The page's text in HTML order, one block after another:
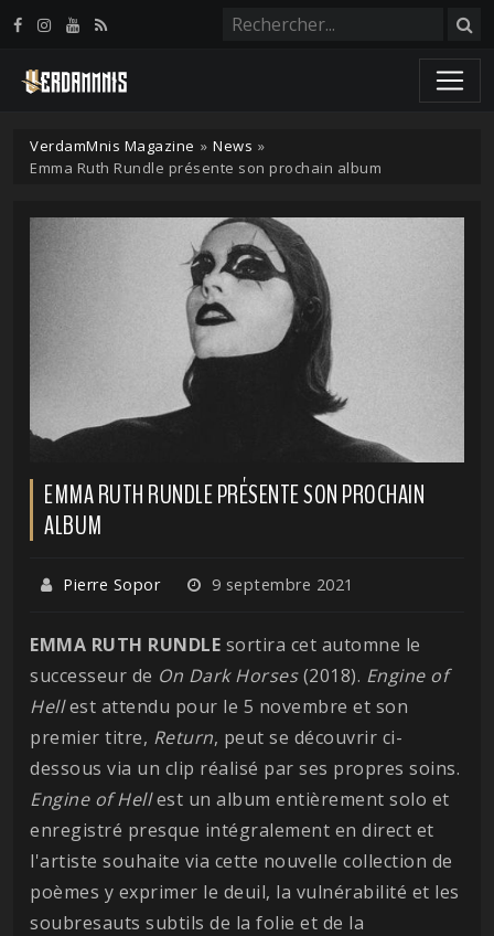
VerdamMnis Magazine » News »
Emma Ruth Rundle présente son prochain album
EMMA RUTH RUNDLE PRÉSENTE SON PROCHAIN
ALBUM
Pierre Sopor 9 septembre 2021
EMMA RUTH RUNDLE sortira cet automne le
successeur de On Dark Horses(2018). Engine of
Hellest attendu pour le 5 novembre et son
premier titre, Return, peut se découvrir ci-
dessous via un clip réalisé par ses propres soins.
Engine of Hellest un album entièrement solo et
enregistré presque intégralement en direct et
l'artiste souhaite via cette nouvelle collection de
poèmes y exprimer le deuil, la vulnérabilité et les
soubresauts subtils de la folie et de la
Panneau de gestion des cookies